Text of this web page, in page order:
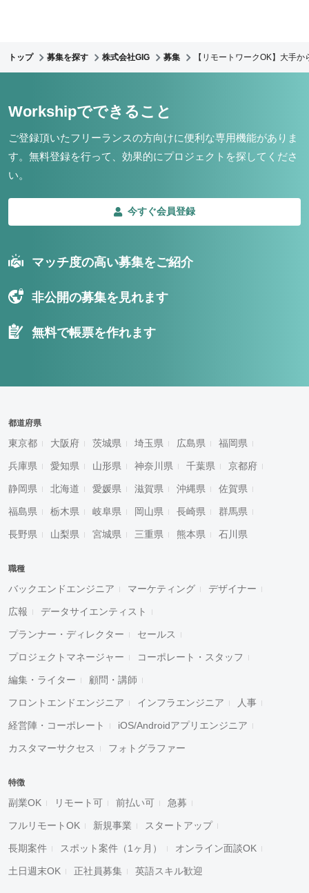
トップ 募集を探す 株式会社GIG 募集 【リモートワークOK】大手
Workshipでできること
ご登録頂いたフリーランスの方向けに便利な専用機能がありま
す。 無料登録を行って、効果的にプロジェクトを探してくださ
い。
今すぐ会員登録
マッチ度の高い募集をご紹介
非公開の募集を見れます
無料で帳票を作れます
都道府県
東京都 大阪府 茨城県 埼玉県 広島県 福岡県
兵庫県 愛知県 山形県 神奈川県 千葉県 京都府
静岡県 北海道 愛媛県 滋賀県 沖縄県 佐賀県
福島県 栃木県 岐阜県 岡山県 長崎県 群馬県
長野県 山梨県 宮城県 三重県 熊本県 石川県
職種
バックエンドエンジニア マーケティング デザイナー
広報 データサイエンティスト
プランナー・ディレクター セールス
プロジェクトマネージャー コーポレート・スタッフ
編集・ライター 顧問・講師
フロントエンドエンジニア インフラエンジニア 人事
経営陣・コーポレート iOS/Androidアプリエンジニア
カスタマーサクセス フォトグラファー
特徴
副業OK リモート可 前払い可 急募
フルリモートOK 新規事業 スタートアップ
長期案件 スポット案件（1ヶ月） オンライン面談OK
土日週末OK 正社員募集 英語スキル歓迎